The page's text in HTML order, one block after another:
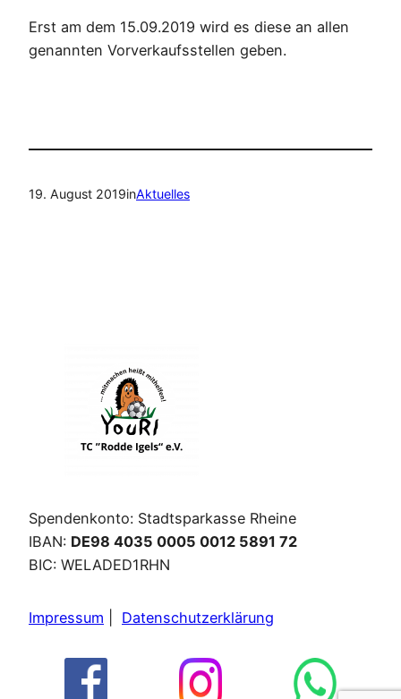
Erst am dem 15.09.2019 wird es diese an allen
genannten Vorverkaufsstellen geben.
19. August 2019inAktuelles
Spendenkonto: Stadtsparkasse Rheine
IBAN: DE98 4035 0005 0012 5891 72
BIC: WELADED1RHN
Impressum Datenschutzerklärung